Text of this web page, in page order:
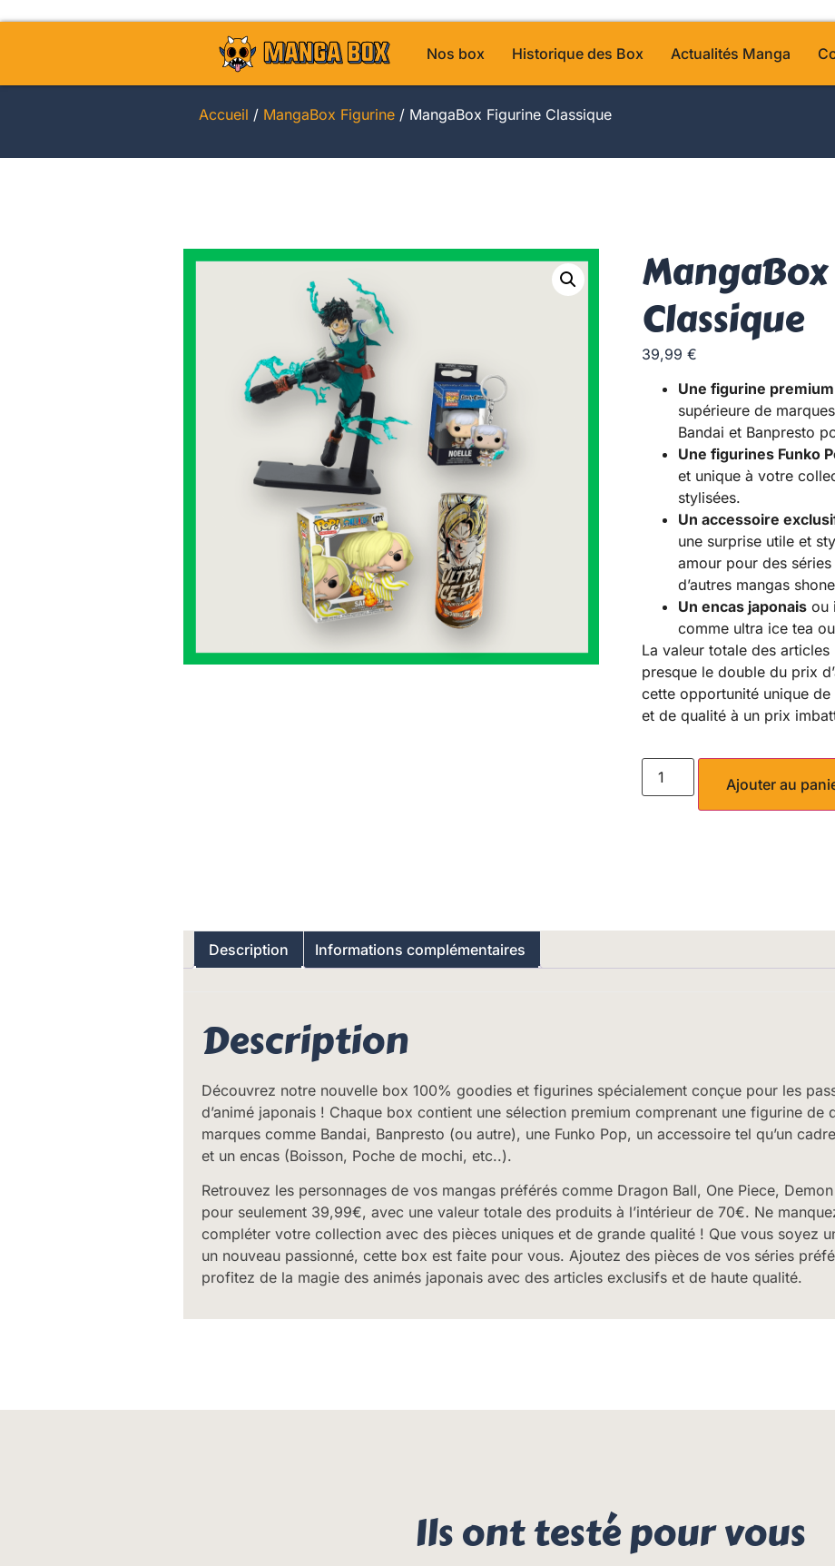
Nos box Historique des Box Actualités Manga
Accueil / MangaBox Figurine/ MangaBox Figurine Classique
Classique
39,99 €
Une figurine premium
supérieure de
Bandai et Banpresto
Une figurines Funko
et unique à votre
stylisées.
Un accessoire
une surprise utile et
amour pour des
d’autres mangas
Un encas japonaisou
comme ultra ice tea
La valeur totale des
presque le double du prix
cette opportunité unique
et de qualité à un prix
Ajouter au
Description Informations complémentaires
Description
Découvrez notre nouvelle box 100% goodies et figurines spécialement conçue pour les
d’animé japonais ! Chaque box contient une sélection premium comprenant une figurine de
marques comme Bandai, Banpresto (ou autre), une Funko Pop, un accessoire tel qu’un
et un encas (Boisson, Poche de mochi, etc..).
Retrouvez les personnages de vos mangas préférés comme Dragon Ball, One Piece,
pour seulement 39,99€, avec une valeur totale des produits à l’intérieur de 70€. Ne
compléter votre collection avec des pièces uniques et de grande qualité ! Que vous soyez
un nouveau passionné, cette box est faite pour vous. Ajoutez des pièces de vos séries
profitez de la magie des animés japonais avec des articles exclusifs et de haute qualité.
Ils ont testé pour vous